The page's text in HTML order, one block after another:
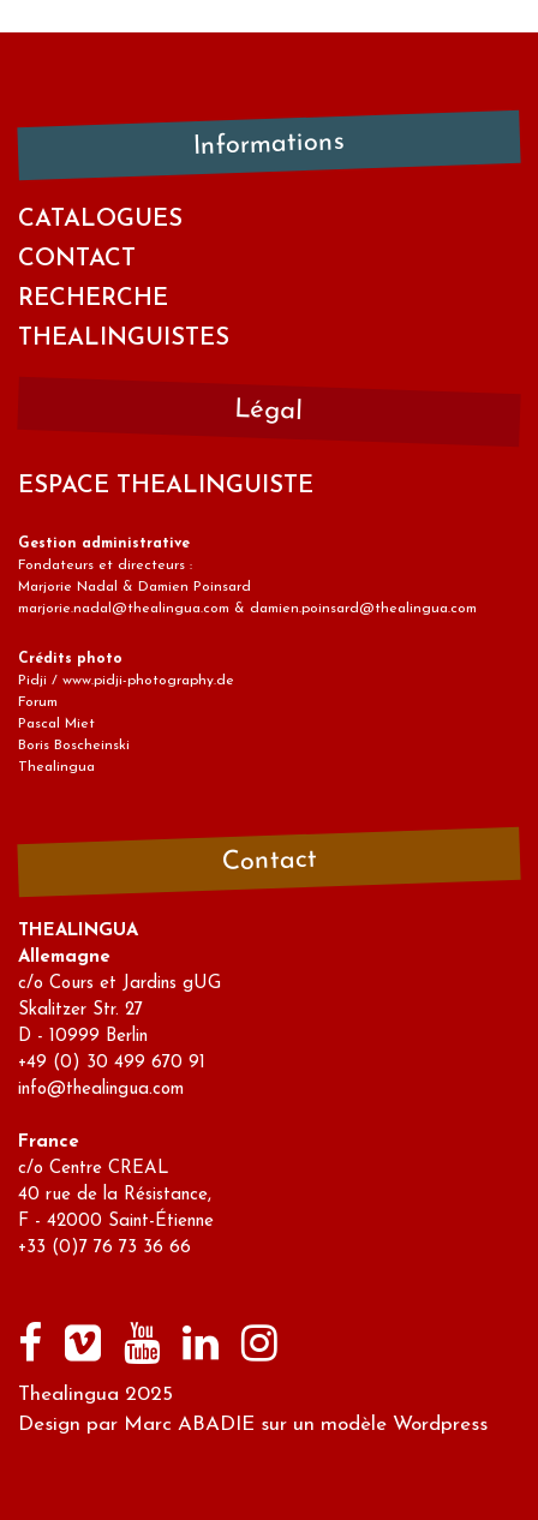
Informations
CATALOGUES
CONTACT
RECHERCHE
THEALINGUISTES
Légal
ESPACE THEALINGUISTE
Gestion administrative
Fondateurs et directeurs :
Marjorie Nadal & Damien Poinsard
marjorie.nadal@thealingua.com & damien.poinsard@thealingua.com
Crédits photo
Pidji / www.pidji-photography.de
Forum
Pascal Miet
Boris Boscheinski
Thealingua
Contact
THEALINGUA
Allemagne
c/o Cours et Jardins gUG
Skalitzer Str. 27
D - 10999 Berlin
+49 (0) 30 499 670 91
info@thealingua.com
France
c/o Centre CREAL
40 rue de la Résistance,
F - 42000 Saint-Étienne
+33 (0)7 76 73 36 66
Thealingua 2025
Design par Marc ABADIE sur un modèle Wordpress